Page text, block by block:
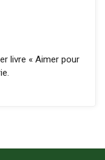
livre « Aimer pour